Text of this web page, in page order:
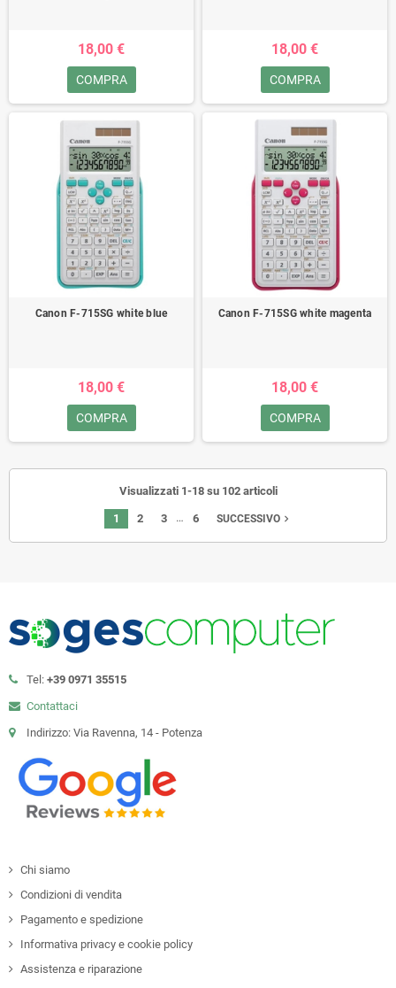
18,00 €
COMPRA
18,00 €
COMPRA
Canon F-715SG white blue
18,00 €
COMPRA
Canon F-715SG white magenta
18,00 €
COMPRA
Visualizzati 1-18 su 102 articoli
1 2 3 … 6 SUCCESSIVOnavigate_next
Tel: +39 0971 35515
Contattaci
Indirizzo: Via Ravenna, 14 - Potenza
Chi siamo
Condizioni di vendita
Pagamento e spedizione
Informativa privacy e cookie policy
Assistenza e riparazione